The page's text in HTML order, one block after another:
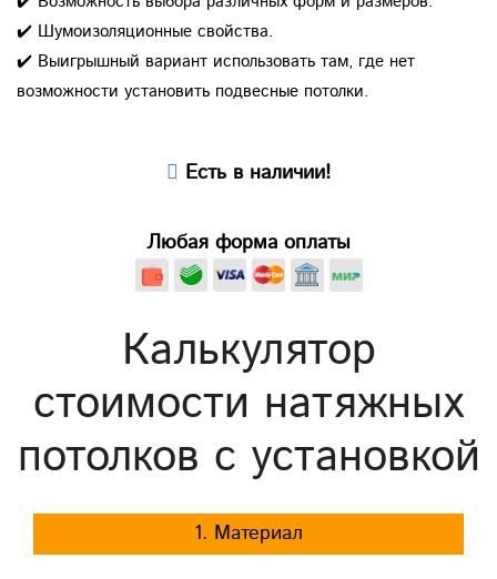
✔️ Шумоизоляционные свойства.
✔️ Выигрышный вариант использовать там, где нет
возможности установить подвесные потолки.
Есть в наличии!
Любая форма оплаты
Калькулятор
стоимости натяжных
потолков с установкой
1. Материал